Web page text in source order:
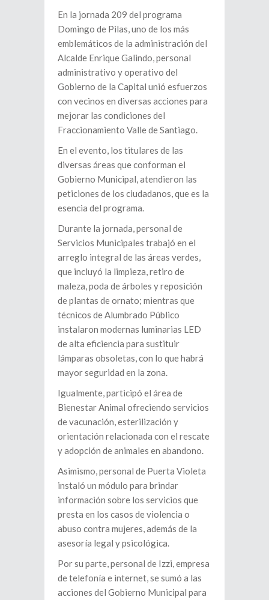
En la jornada 209 del programa
Domingo de Pilas, uno de los más
emblemáticos de la administración del
Alcalde Enrique Galindo, personal
administrativo y operativo del
Gobierno de la Capital unió esfuerzos
con vecinos en diversas acciones para
mejorar las condiciones del
Fraccionamiento Valle de Santiago.
En el evento, los titulares de las
diversas áreas que conforman el
Gobierno Municipal, atendieron las
peticiones de los ciudadanos, que es la
esencia del programa.
Durante la jornada, personal de
Servicios Municipales trabajó en el
arreglo integral de las áreas verdes,
que incluyó la limpieza, retiro de
maleza, poda de árboles y reposición
de plantas de ornato; mientras que
técnicos de Alumbrado Público
instalaron modernas luminarias LED
de alta eficiencia para sustituir
lámparas obsoletas, con lo que habrá
mayor seguridad en la zona.
Igualmente, participó el área de
Bienestar Animal ofreciendo servicios
de vacunación, esterilización y
orientación relacionada con el rescate
y adopción de animales en abandono.
Asimismo, personal de Puerta Violeta
instaló un módulo para brindar
información sobre los servicios que
presta en los casos de violencia o
abuso contra mujeres, además de la
asesoría legal y psicológica.
Por su parte, personal de Izzi, empresa
de telefonía e internet, se sumó a las
acciones del Gobierno Municipal para